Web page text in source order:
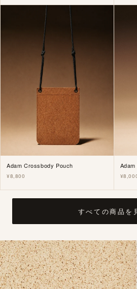
Adam Crossbody Pouch
¥8,800
すべての商品を